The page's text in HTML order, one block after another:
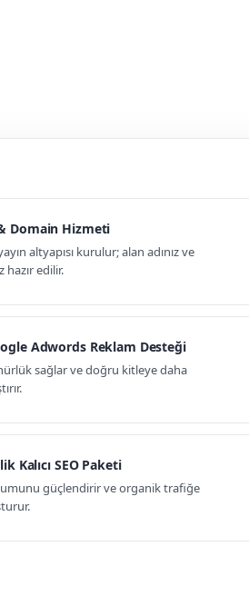
Domain Hizmeti
altyapısı kurulur; alan adınız ve
edilir.
Adwords Reklam Desteği
sağlar ve doğru kitleye daha
Kalıcı SEO Paketi
güçlendirir ve organik trafiğe